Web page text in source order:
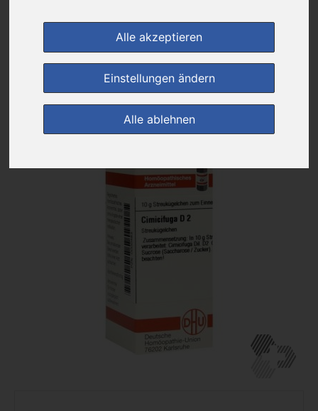
Alle akzeptieren
Einstellungen ändern
Alle ablehnen
im Shop bestellen
zur Einkaufsliste